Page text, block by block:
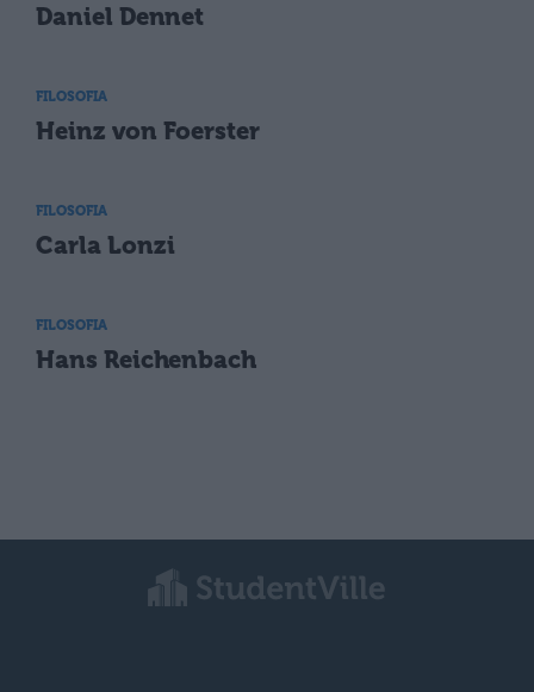
Daniel Dennet
FILOSOFIA
Heinz von Foerster
FILOSOFIA
Carla Lonzi
FILOSOFIA
Hans Reichenbach